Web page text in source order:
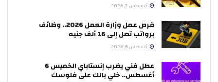
أغسطس 7, 2026
فرص عمل وزارة العمل 2026.. وظائف
برواتب تصل إلى 16 ألف جنيه
أغسطس 6, 2026
عطل فني يضرب إنستاباي الخميس 6
أغسطس.. خلي بالك على فلوسك